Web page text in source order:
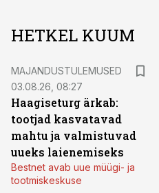
HETKEL KUUM
MAJANDUSTULEMUSED
03.08.26, 08:27
Haagiseturg ärkab:
tootjad kasvatavad
mahtu ja valmistuvad
uueks laienemiseks
Bestnet avab uue müügi- ja
tootmiskeskuse